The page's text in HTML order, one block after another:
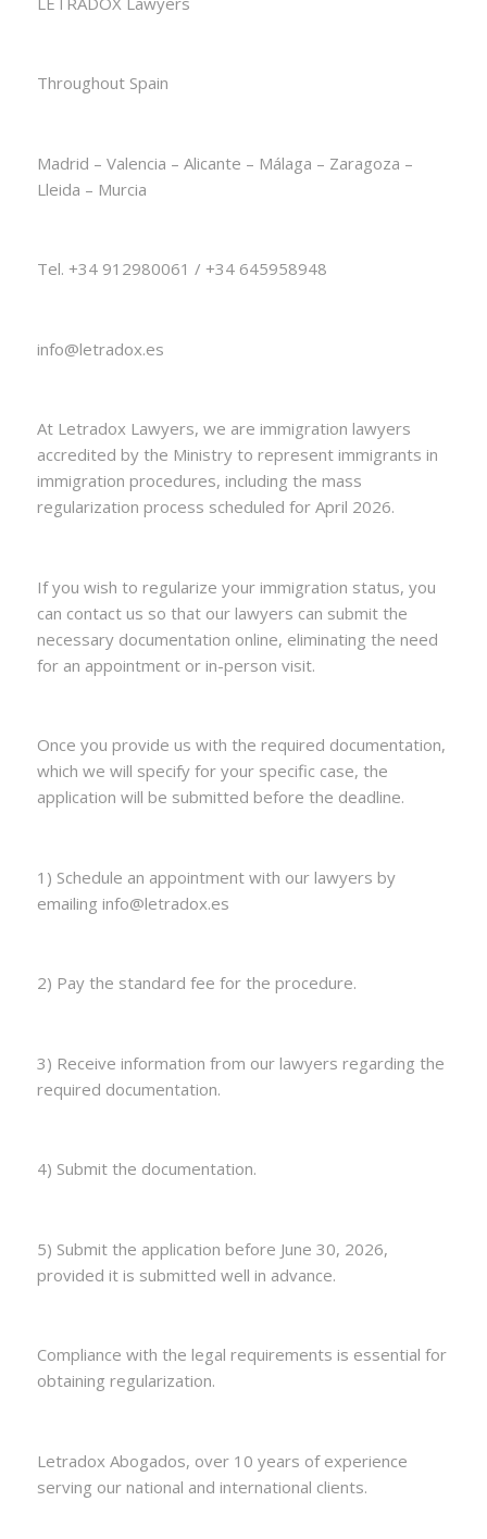
Throughout Spain
Madrid – Valencia – Alicante – Málaga – Zaragoza –
Lleida – Murcia
Tel. +34 912980061 / +34 645958948
info@letradox.es
At Letradox Lawyers, we are immigration lawyers
accredited by the Ministry to represent immigrants in
immigration procedures, including the mass
regularization process scheduled for April 2026.
If you wish to regularize your immigration status, you
can contact us so that our lawyers can submit the
necessary documentation online, eliminating the need
for an appointment or in-person visit.
Once you provide us with the required documentation,
which we will specify for your specific case, the
application will be submitted before the deadline.
1) Schedule an appointment with our lawyers by
emailing info@letradox.es
2) Pay the standard fee for the procedure.
3) Receive information from our lawyers regarding the
required documentation.
4) Submit the documentation.
5) Submit the application before June 30, 2026,
provided it is submitted well in advance.
Compliance with the legal requirements is essential for
obtaining regularization.
Letradox Abogados, over 10 years of experience
serving our national and international clients.